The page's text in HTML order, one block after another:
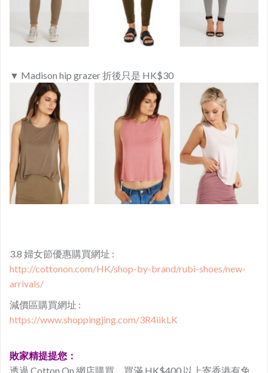
▼ Madison hip grazer 折後只是 HK$30
3.8 婦女節優惠購買網址 :
http://cottonon.com/HK/shop-by-brand/rubi-shoes/new-
arrivals/
減價區購買網址 :
https://www.shoppingjing.com/3R4iikLK
敗家精提提您：
透過 Cotton On 網店購買，買滿 HK$400 以上寄香港有免